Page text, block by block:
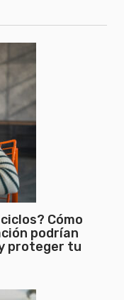
Cómo
podrían
proteger tu